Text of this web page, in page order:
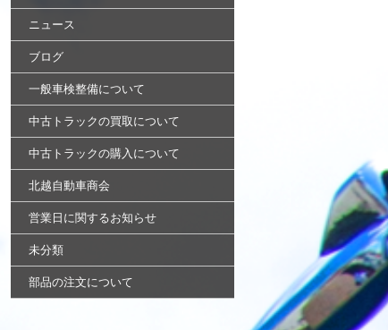
ニュース
ブログ
一般車検整備について
中古トラックの買取について
中古トラックの購入について
北越自動車商会
営業日に関するお知らせ
未分類
部品の注文について